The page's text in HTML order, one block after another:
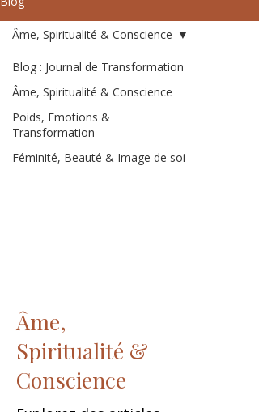
Blog : Journal de Transformation
Âme, Spiritualité & Conscience
Poids, Emotions &
Transformation
Féminité, Beauté & Image de soi
Âme, Spiritualité & Conscience
Âme,
Spiritualité &
Conscience